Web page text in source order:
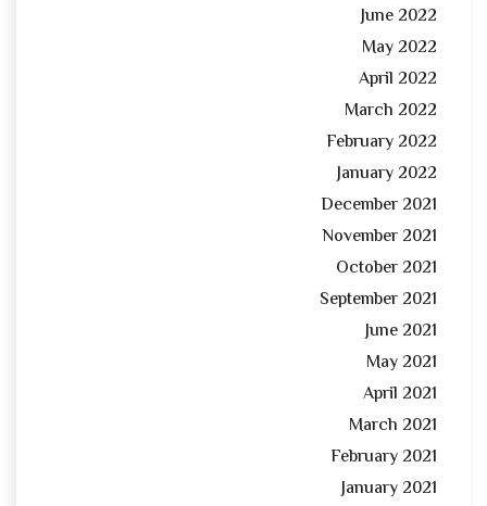
June 2022
May 2022
April 2022
March 2022
February 2022
January 2022
December 2021
November 2021
October 2021
September 2021
June 2021
May 2021
April 2021
March 2021
February 2021
January 2021